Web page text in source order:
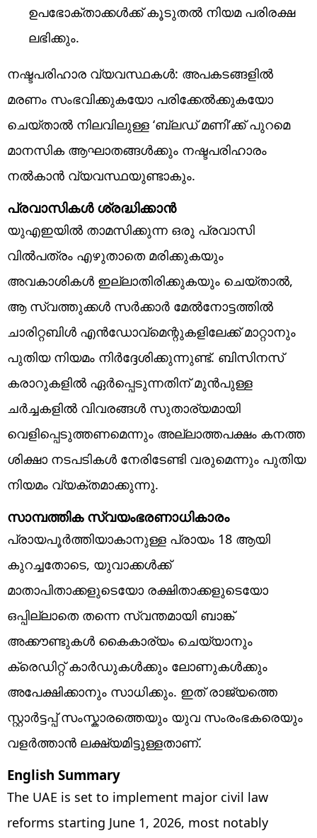
ഉപഭോക്താക്കൾക്ക് കൂടുതൽ നിയമ പരിരക്ഷ
ലഭിക്കും.
നഷ്ടപരിഹാര വ്യവസ്ഥകൾ: അപകടങ്ങളിൽ
മരണം സംഭവിക്കുകയോ പരിക്കേൽക്കുകയോ
ചെയ്താൽ നിലവിലുള്ള ‘ബ്ലഡ് മണി’ക്ക് പുറമെ
മാനസിക ആഘാതങ്ങൾക്കും നഷ്ടപരിഹാരം
നൽകാൻ വ്യവസ്ഥയുണ്ടാകും.
പ്രവാസികൾ ശ്രദ്ധിക്കാൻ
യുഎഇയിൽ താമസിക്കുന്ന ഒരു പ്രവാസി
വിൽപത്രം എഴുതാതെ മരിക്കുകയും
അവകാശികൾ ഇല്ലാതിരിക്കുകയും ചെയ്താൽ,
ആ സ്വത്തുക്കൾ സർക്കാർ മേൽനോട്ടത്തിൽ
ചാരിറ്റബിൾ എൻഡോവ്‌മെന്റുകളിലേക്ക് മാറ്റാനും
പുതിയ നിയമം നിർദ്ദേശിക്കുന്നുണ്ട്. ബിസിനസ്
കരാറുകളിൽ ഏർപ്പെടുന്നതിന് മുൻപുള്ള
ചർച്ചകളിൽ വിവരങ്ങൾ സുതാര്യമായി
വെളിപ്പെടുത്തണമെന്നും അല്ലാത്തപക്ഷം കനത്ത
ശിക്ഷാ നടപടികൾ നേരിടേണ്ടി വരുമെന്നും പുതിയ
നിയമം വ്യക്തമാക്കുന്നു.
സാമ്പത്തിക സ്വയംഭരണാധികാരം
പ്രായപൂർത്തിയാകാനുള്ള പ്രായം 18 ആയി
കുറച്ചതോടെ, യുവാക്കൾക്ക്
മാതാപിതാക്കളുടെയോ രക്ഷിതാക്കളുടെയോ
ഒപ്പില്ലാതെ തന്നെ സ്വന്തമായി ബാങ്ക്
അക്കൗണ്ടുകൾ കൈകാര്യം ചെയ്യാനും
ക്രെഡിറ്റ് കാർഡുകൾക്കും ലോണുകൾക്കും
അപേക്ഷിക്കാനും സാധിക്കും. ഇത് രാജ്യത്തെ
സ്റ്റാർട്ടപ്പ് സംസ്കാരത്തെയും യുവ സംരംഭകരെയും
വളർത്താൻ ലക്ഷ്യമിട്ടുള്ളതാണ്.
English Summary
The UAE is set to implement major civil law
reforms starting June 1, 2026, most notably